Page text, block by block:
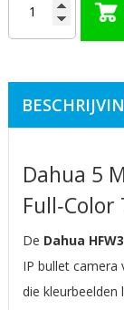
Dahua 5
Full‑Color
De Dahua
IP bullet camera
die kleurbeelden